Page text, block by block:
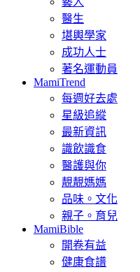
醫生
堪輿學家
成功人士
著名運動員
MamiTrend
每週好去處
星級追縱
最新資訊
識飲識食
醫護與你
靚靚媽媽
品味。文化
親子。育兒
MamiBible
開卷有益
健康食譜